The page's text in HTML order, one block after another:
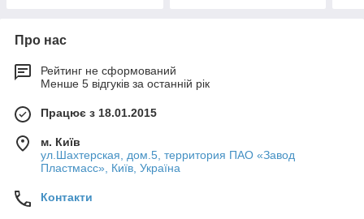
Про нас
Рейтинг не сформований
Менше 5 відгуків за останній рік
Працює з 18.01.2015
м. Київ
ул.Шахтерская, дом.5, территория ПАО «Завод
Пластмасс», Київ, Україна
Контакти